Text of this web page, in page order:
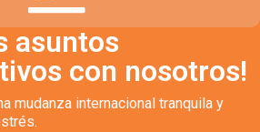
asuntos
con nosotros!
mudanza internacional tranquila y